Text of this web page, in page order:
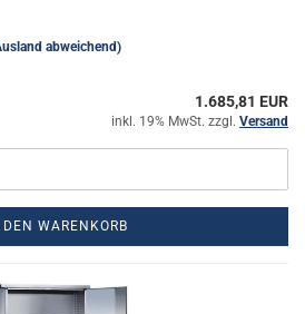
abweichend)
1.685,81 EUR
inkl. 19% MwSt. zzgl. Versand
DEN WARENKORB